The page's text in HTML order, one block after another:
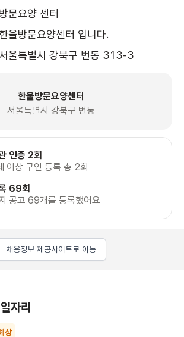
방문요양 센터
울방문요양센터 입니다.
울특별시 강북구 번동 313-3
한울방문요양센터
서울특별시 강북구 번동
인증 2회
이상 구인 등록 총 2회
69회
공고 69개를 등록했어요
채용정보 제공사이트로 이동
자리
상